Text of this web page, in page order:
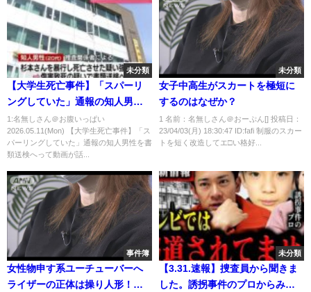
未分類
【大学生死亡事件】「スパーリ
ングしていた」通報の知人男性
を書類送検へ
1:名無しさん＠お腹いっぱい
2026.05.11(Mon) 【大学生死亡事件】「ス
パーリングしていた」通報の知人男性を書
類送検へって動画が話...
未分類
女子中高生がスカートを極短に
するのはなぜか？
1 名前：名無しさん＠おーぷん[] 投稿日：
23/04/03(月) 18:30:47 ID:fafi 制服のスカー
トを短く改造してエ□い格好...
事件簿
女性物申す系ユーチューバーへ
ライザーの正体は操り人形！構
未分類
【3.31.速報】捜査員から聞きま
した。誘拐事件のプロからみた